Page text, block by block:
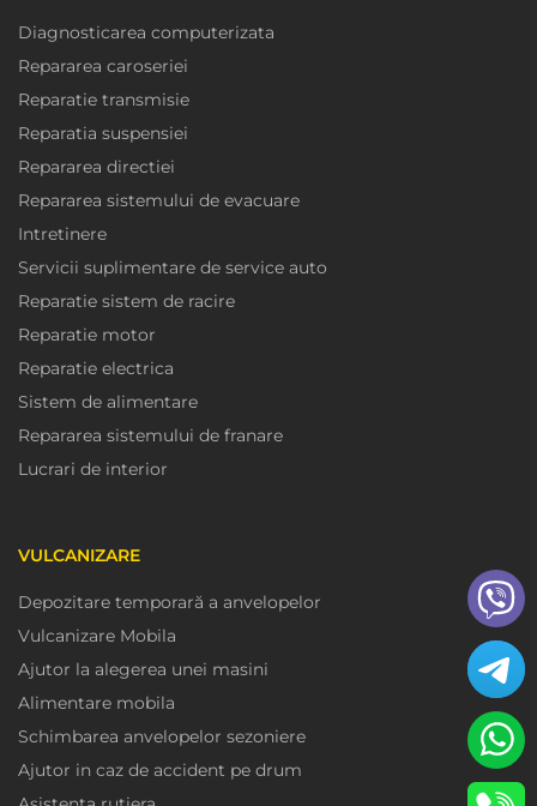
Diagnosticarea computerizata
Repararea caroseriei
Reparatie transmisie
Reparatia suspensiei
Repararea directiei
Repararea sistemului de evacuare
Intretinere
Servicii suplimentare de service auto
Reparatie sistem de racire
Reparatie motor
Reparatie electrica
Sistem de alimentare
Repararea sistemului de franare
Lucrari de interior
VULCANIZARE
Depozitare temporară a anvelopelor
Vulcanizare Mobila
Ajutor la alegerea unei masini
Alimentare mobila
Schimbarea anvelopelor sezoniere
Ajutor in caz de accident pe drum